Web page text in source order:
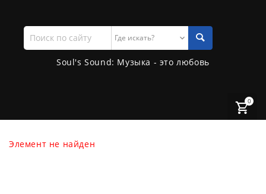
Поиск
по
сайту
Soul's Sound: Музыка - это любовь
0
Элемент не найден